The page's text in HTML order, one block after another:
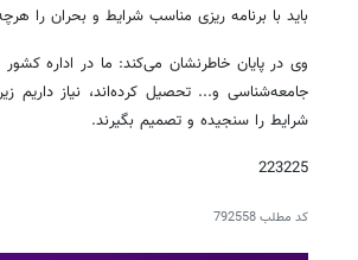
باید با برنامه ریزی مناسب شرایط و بحران را
وی در پایان خاطر‌نشان می‌کند: ‌ما در اداره
جامعه‌شناسی و... تحصیل کرده‌اند، نیاز داریم
شرایط را سنجیده و تصمیم بگیرند.
223225
کد مطلب792558